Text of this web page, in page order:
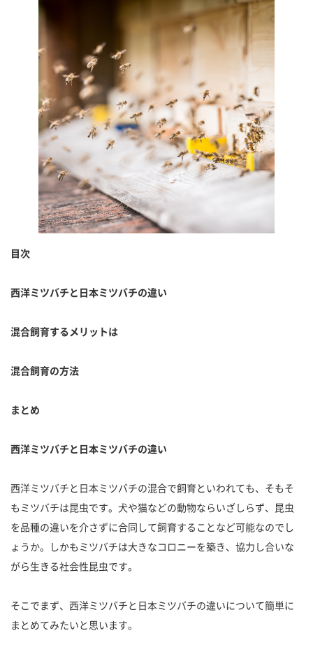
目次
西洋ミツバチと日本ミツバチの違い
混合飼育するメリットは
混合飼育の方法
まとめ
西洋ミツバチと日本ミツバチの違い
西洋ミツバチと日本ミツバチの混合で飼育といわれても、そもそ
もミツバチは昆虫です。犬や猫などの動物ならいざしらず、昆虫
を品種の違いを介さずに合同して飼育することなど可能なのでし
ょうか。しかもミツバチは大きなコロニーを築き、協力し合いな
がら生きる社会性昆虫です。
そこでまず、西洋ミツバチと日本ミツバチの違いについて簡単に
まとめてみたいと思います。